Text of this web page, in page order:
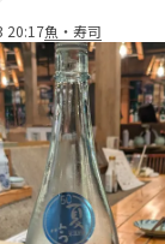
20:17魚・寿司